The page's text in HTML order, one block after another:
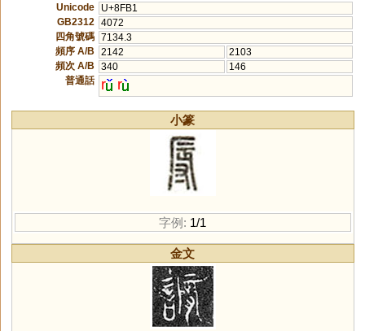
Unicode
U+8FB1
GB2312
4072
四角號碼 7134.3
頻序 A/B
2142
2103
頻次 A/B
340
146
普通話
r r
小篆
字例: 1/1
金文